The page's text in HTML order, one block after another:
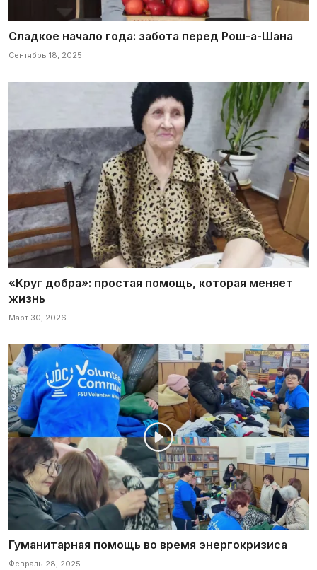
Сладкое начало года: забота перед Рош-а-Шана
Сентябрь 18, 2025
«Круг добра»: простая помощь, которая меняет
жизнь
Март 30, 2026
Гуманитарная помощь во время энергокризиса
Февраль 28, 2025